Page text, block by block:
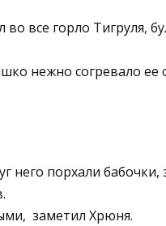
все горло Тигруля,
нежно согревало ее
него порхали бабочки,
заметил Хрюня.